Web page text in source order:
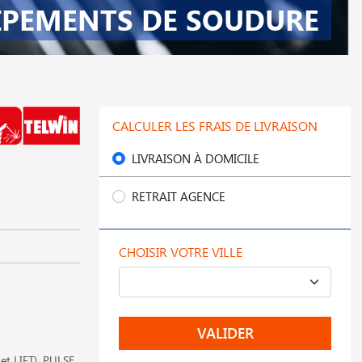
DE SOUDURE
CALCULER LES FRAIS DE LIVRAISON
LIVRAISON À DOMICILE
RETRAIT AGENCE
CHOISIR VOTRE VILLE
VALIDER